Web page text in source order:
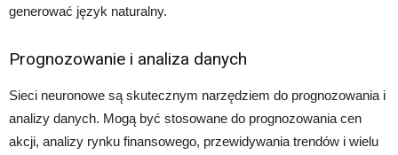
generować język naturalny.
Prognozowanie i analiza danych
Sieci neuronowe są skutecznym narzędziem do prognozowania i
analizy danych. Mogą być stosowane do prognozowania cen
akcji, analizy rynku finansowego, przewidywania trendów i wielu